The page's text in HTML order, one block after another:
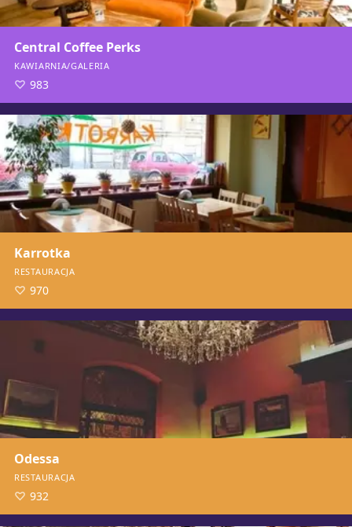
Central Coffee Perks
KAWIARNIA/GALERIA
983
Karrotka
RESTAURACJA
970
Odessa
RESTAURACJA
932